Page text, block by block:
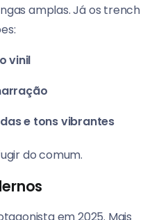
amplas. Já os trench
vinil
e tons vibrantes
do comum.